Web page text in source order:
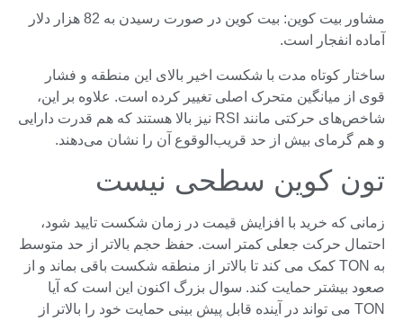
مشاور بیت کوین: بیت کوین در صورت رسیدن به 82 هزار دلار
آماده انفجار است.
ساختار کوتاه مدت با شکست اخیر بالای این منطقه و فشار
قوی از میانگین متحرک اصلی تغییر کرده است. علاوه بر این،
شاخص‌های حرکتی مانند RSI نیز بالا هستند که هم قدرت دارایی
و هم گرمای بیش از حد قریب‌الوقوع آن را نشان می‌دهند.
تون کوین سطحی نیست
زمانی که خرید با افزایش قیمت در زمان شکست تایید شود،
احتمال حرکت جعلی کمتر است. حفظ حجم بالاتر از حد متوسط
​​به TON کمک می کند تا بالاتر از منطقه شکست باقی بماند و از
صعود بیشتر حمایت کند. سوال بزرگ اکنون این است که آیا
TON می تواند در آینده قابل پیش بینی حمایت خود را بالاتر از